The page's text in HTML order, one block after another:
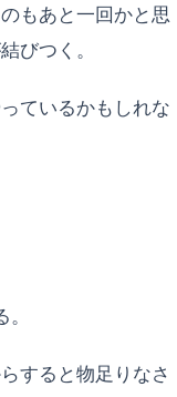
もあと一回かと思
びつく。
ているかもしれな
すると物足りなさ